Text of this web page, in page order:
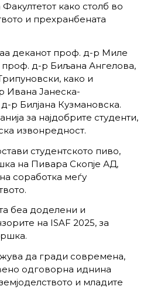
како столб во
и прехранбената
деканот проф. д-р Миле
проф. д-р Биљана Ангелова,
како и
Ивана Јанеска-
р Билјана Кузмановска.
за најдобрите студенти,
извонредност.
студентското пиво,
на Пивара Скопје АД,
соработка меѓу
беа доделени и
на ISAF 2025, за
да гради современа,
одговорна иднина
и младите